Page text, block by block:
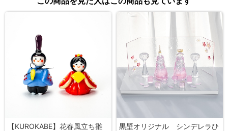
【KUROKABE】花春風立ち雛
黒壁オリジナル シンデレラひ